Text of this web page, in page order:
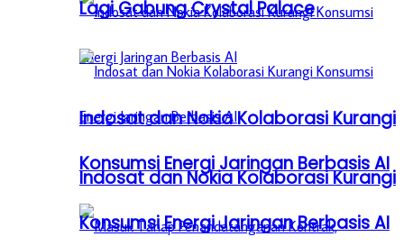
Indosat dan Nokia Kolaborasi Kurangi
Konsumsi Energi Jaringan Berbasis AI
Lagi Gabung Crystal Palace
Indosat dan Nokia Kolaborasi Kurangi
Konsumsi Energi Jaringan Berbasis AI